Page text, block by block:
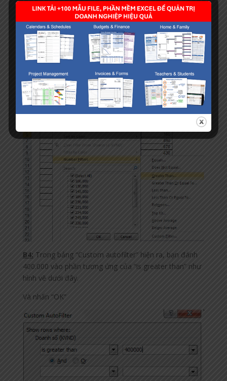
excel. Ta thực hiện như sau:
Bước 1:Chọn hình vuông bên cạnh “Doanh số
(KVND) ”
B2:Chọn Number filters
B3:Chọn “Greater than”
B4: Trong bảng “Custom autofilter” hiện ra, bạn đánh
400.000 vào phần tương ứng của “is greater than” như
hình vẽ dưới đây.
Và nhấn “OK”